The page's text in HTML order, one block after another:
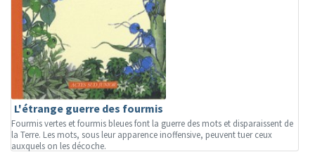
L'étrange guerre des fourmis
Fourmis vertes et fourmis bleues font la guerre des mots et disparaissent de
la Terre. Les mots, sous leur apparence inoffensive, peuvent tuer ceux
auxquels on les décoche.